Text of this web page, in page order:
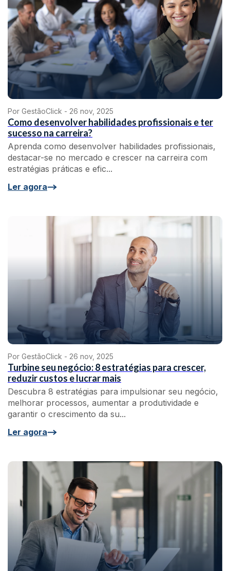
Por GestãoClick - 26 nov, 2025
Como desenvolver habilidades profissionais e ter
sucesso na carreira?
Aprenda como desenvolver habilidades profissionais,
destacar-se no mercado e crescer na carreira com
estratégias práticas e efic...
Ler agora
Por GestãoClick - 26 nov, 2025
Turbine seu negócio: 8 estratégias para crescer,
reduzir custos e lucrar mais
Descubra 8 estratégias para impulsionar seu negócio,
melhorar processos, aumentar a produtividade e
garantir o crescimento da su...
Ler agora